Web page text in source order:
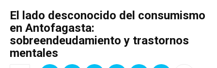
El lado desconocido del consumismo
en Antofagasta:
sobreendeudamiento y trastornos
mentales